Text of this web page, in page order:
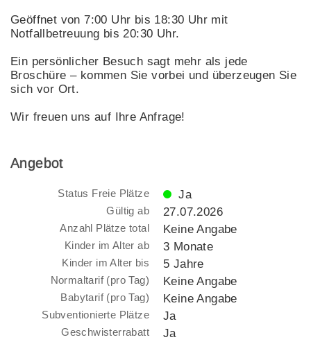
Geöffnet von 7:00 Uhr bis 18:30 Uhr mit
Notfallbetreuung bis 20:30 Uhr.
Ein persönlicher Besuch sagt mehr als jede
Broschüre – kommen Sie vorbei und überzeugen Sie
sich vor Ort.
Wir freuen uns auf Ihre Anfrage!
Angebot
Status Freie Plätze Ja
Gültig ab 27.07.2026
Anzahl Plätze total Keine Angabe
Kinder im Alter ab 3 Monate
Kinder im Alter bis 5 Jahre
Normaltarif (pro Tag) Keine Angabe
Babytarif (pro Tag) Keine Angabe
Subventionierte Plätze Ja
Geschwisterrabatt Ja